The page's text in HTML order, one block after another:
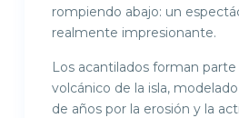
rompiendo abajo: un
realmente impresionante.
Los acantilados forman parte
volcánico de la isla,
de años por la erosión y la